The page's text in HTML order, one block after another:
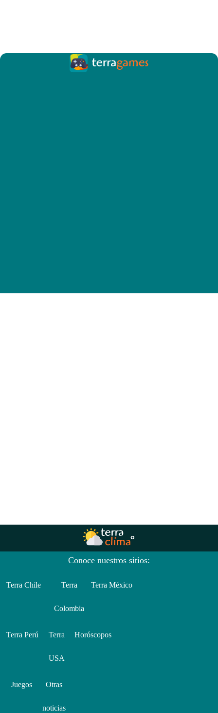
Conoce nuestros sitios:
Terra Chile Terra
Colombia
Terra México
Terra Perú Terra
USA
Horóscopos
Juegos Otras
noticias